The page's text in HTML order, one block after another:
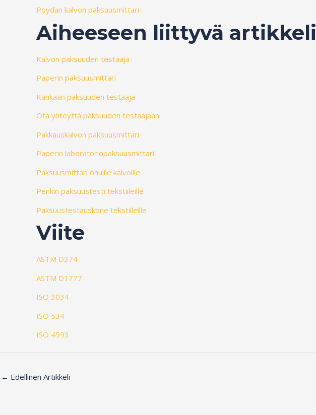
Pöydän kalvon paksuusmittari
Aiheeseen liittyvä artikkeli
Kalvon paksuuden testaaja
Paperin paksuusmittari
Kankaan paksuuden testaaja
Ota yhteyttä paksuuden testaajaan
Pakkauskalvon paksuusmittari
Paperin laboratoriopaksuusmittari
Paksuusmittari ohuille kalvoille
Penkin paksuustesti tekstiileille
Paksuustestauskone tekstiileille
Viite
ASTM D374
ASTM D1777
ISO 3034
ISO 534
ISO 4593
← Edellinen Artikkeli